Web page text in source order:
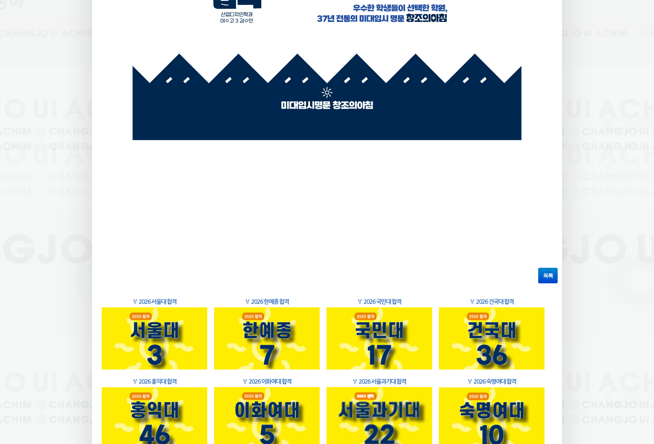
목록
🏅 2026 서울대 합격 🏅 2026 한예종 합격 🏅 2026 국민대 합격 🏅 2026 건국대 합격
🏅 2026 홍익대 합격 🏅 2026 이화여대 합격 🏅 2026 서울과기대 합격 🏅 2026 숙명여대 합격